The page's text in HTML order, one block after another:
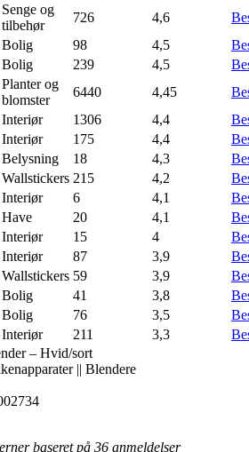
Senge og
tilbehør
726 4,6
Bolig 98 4,5
Bolig 239 4,5
Planter og
blomster
6440 4,45
Interiør 1306 4,4
Interiør 175 4,4
Belysning 18 4,3
Wallstickers 215 4,2
Interiør 6 4,1
Have 20 4,1
Interiør 15 4
Interiør 87 3,9
Wallstickers 59 3,9
Bolig 41 3,8
Bolig 76 3,5
Interiør 211 3,3
– Hvid/sort
|| Blendere
baseret på 36 anmeldelser